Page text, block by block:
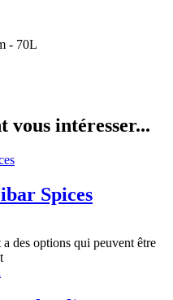
- 70L
intéresser...
Spices
des options qui peuvent être